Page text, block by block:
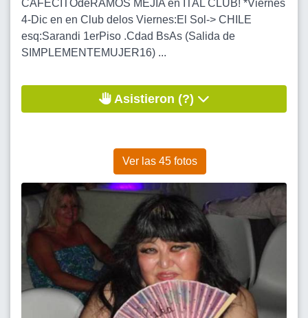
CAFECITOdeRAMOS MEJIA en ITAL CLUB! *Viernes
4-Dic en en Club delos Viernes:El Sol-> CHILE
esq:Sarandi 1erPiso .Cdad BsAs (Salida de
SIMPLEMENTEMUJER16) ...
Asistieron (?)
Ver las 45 fotos